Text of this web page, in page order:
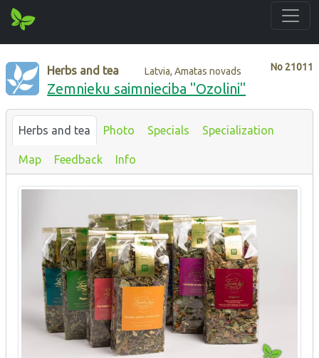
No 21011
Herbs and tea Latvia, Amatas novads
Zemnieku saimnieciba "Ozolini"
Herbs and tea Photo Specials Specialization
Map Feedback Info